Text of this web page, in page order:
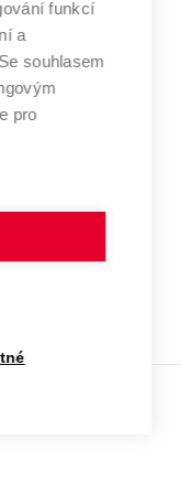
funkcí
a
souhlasem
pro